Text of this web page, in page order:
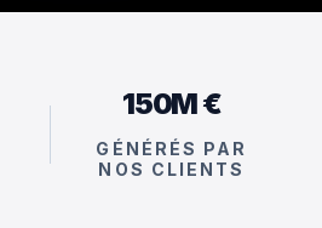
150M €
GÉNÉRÉS PAR
NOS CLIENTS